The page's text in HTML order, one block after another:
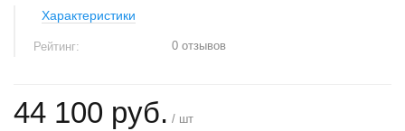
Характеристики
Рейтинг: 0 отзывов
44 100 руб. / шт